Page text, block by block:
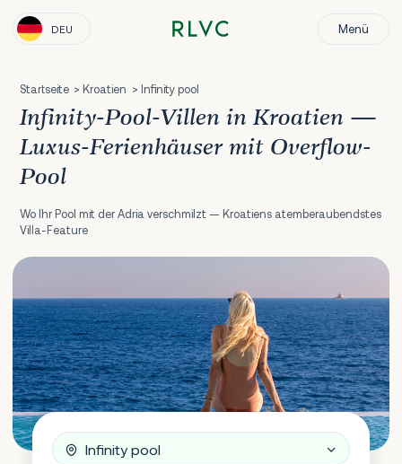
DEU Menü
Startseite Kroatien Infinity pool
Infinity-Pool-Villen in Kroatien —
Luxus-Ferienhäuser mit Overflow-
Pool
Wo Ihr Pool mit der Adria verschmilzt — Kroatiens atemberaubendstes
Villa-Feature